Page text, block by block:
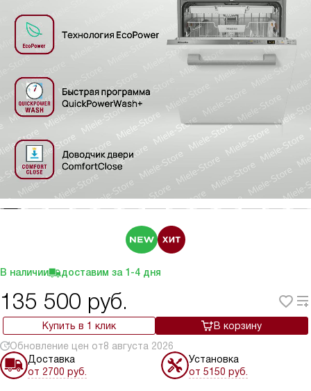
В наличии доставим за 1-4 дня
135 500 руб.
Купить в 1 клик
В корзину
Обновление цен от8 августа 2026
Доставка
от 2700 руб.
Установка
от 5150 руб.